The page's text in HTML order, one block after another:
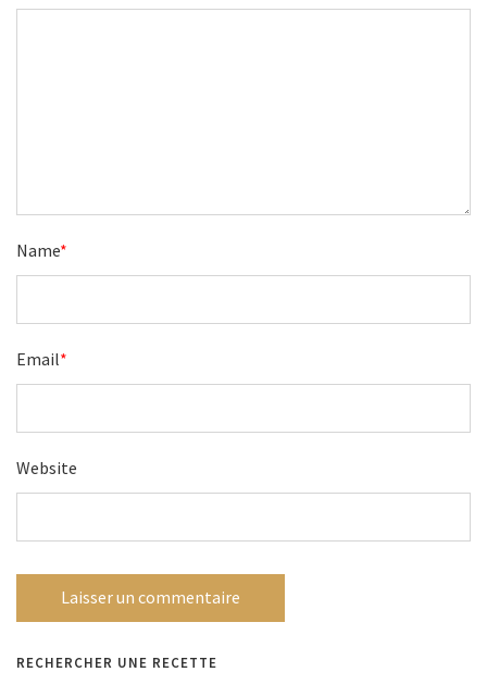
Name*
Email*
Website
RECHERCHER UNE RECETTE